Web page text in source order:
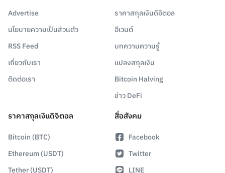
Advertise
นโยบายความเป็นส่วนตัว
RSS Feed
เกี่ยวกับเรา
ติดต่อเรา
ราคาสกุลเงินดิจิตอล
อีเวนต์
บทความความรู้
แปลงสกุลเงิน
Bitcoin Halving
ข่าว DeFi
ราคาสกุลเงินดิจิตอล
Bitcoin (BTC)
Ethereum (USDT)
Tether (USDT)
สื่อสังคม
Facebook
Twitter
LINE